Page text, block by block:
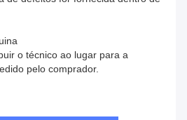
o técnico ao lugar para a
pelo comprador.